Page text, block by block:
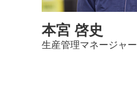
本宮 啓史
生産管理マネージャー